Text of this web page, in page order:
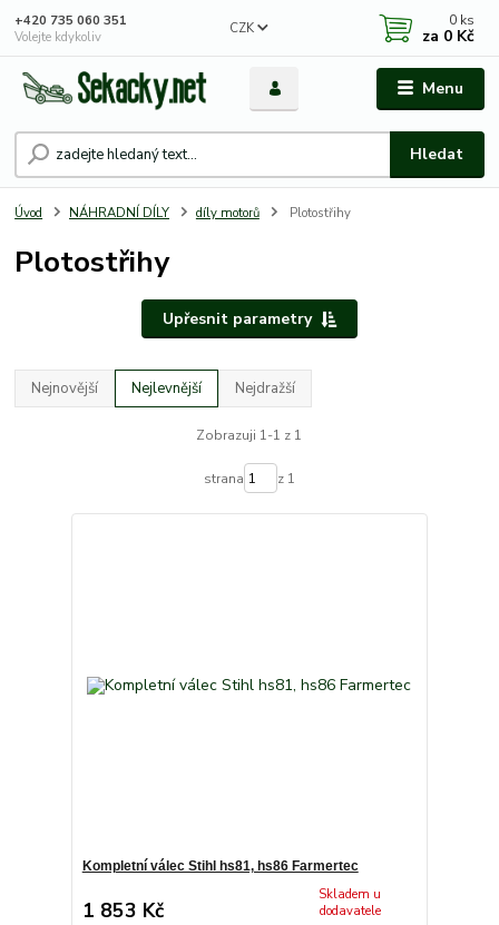
Menu
CZK
Hledat
+420 735 060 351
Volejte kdykoliv
0 ks
za 0 Kč
Úvod NÁHRADNÍ DÍLY díly motorů Plotostřihy
Plotostřihy
Upřesnit parametry
Nejnovější Nejlevnější Nejdražší
Zobrazuji 1-1 z 1
strana z 1
Kompletní válec Stihl hs81, hs86 Farmertec
1 853 Kč
Skladem u
dodavatele